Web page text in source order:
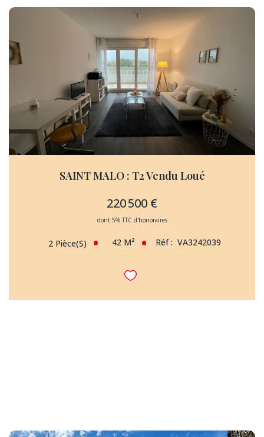
SAINT MALO : T2 Vendu Loué
220 500 €
dont 5% TTC d'honoraires
2 Pièce(s) 42 M² Réf : VA3242039